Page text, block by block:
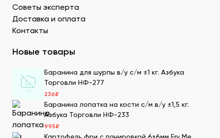
Соевый соус. Приготовленный по классическому
приобрести оптовой партией в нашей компании.
Преимущества заказа в СтриПсБери
Чтобы купить продукты для суши в ДНР от
производителя, закажите их на сайте нашей компании.
Мы имеем 20-летний опыт в этой сфере, поэтому
гарантируем нашим клиентам следующие
преимущества:
Советы эксперта
Доставка и оплата
Контакты
Новые товары
Баранина для шурпы в/у с/м ±1 кг. Азбука
Торговли НФ-277
236₽
Баранина лопатка на кости с/м в/у ±1,5 кг.
Азбука Торговли НФ-233
995₽